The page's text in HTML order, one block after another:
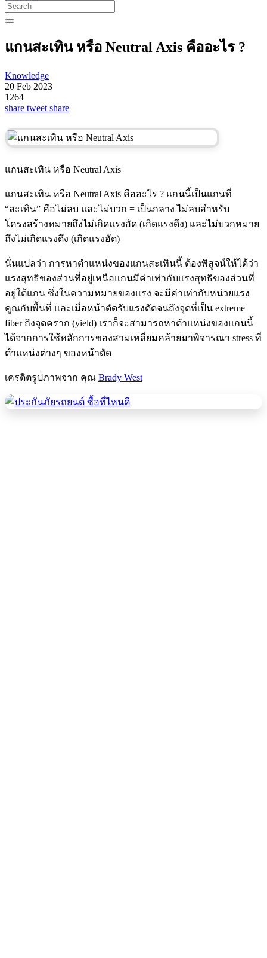
แกนสะเทิน หรือ Neutral Axis คืออะไร ?
Knowledge
20 Feb 2023
1264
share tweet share
แกนสะเทิน หรือ Neutral Axis
แกนสะเทิน หรือ Neutral Axis คืออะไร ? แกนนี้เป็นแกนที่
“สะเทิน” คือไม่ลบ และไม่บวก = เป็นกลาง ไม่ลบสำหรับ
โครงสร้างหมายถึงไม่เกิดแรงอัด (เกิดแรงดึง) และไม่บวกหมาย
ถึงไม่เกิดแรงดึง (เกิดแรงอัด)
นั่นแปลว่า การหาตำแหน่งของแกนสะเทินนี้ ต้องพิสูจน์ให้ได้ว่า
แรงสุทธิของส่วนที่อยู่เหนือแกนมีค่าเท่ากับแรงสุทธิของส่วนที่
อยู่ใต้แกน ซึ่งในความหมายของแรง จะมีค่าเท่ากับหน่วยแรง
คูณกับพื้นที่ และเมื่อหน้าตัดรับแรงดัดจนถึงจุดที่เป็น extreme
fiber ถึงจุดคราก (yield) เราก็จะสามารถหาตำแหน่งของแกนนี้
ได้จากการใช้หลักการของสามเหลี่ยมคล้ายมาพิจารณา stress ที่
ตำแหน่งต่างๆ ของหน้าตัด
เครดิตรูปภาพจาก คุณ Brady West